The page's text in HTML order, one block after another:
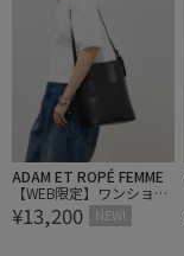
ADAM ET ROPÉ FEMME
【WEB限定】ワンショル
ダーミドルバッグ
¥13,200 NEW!